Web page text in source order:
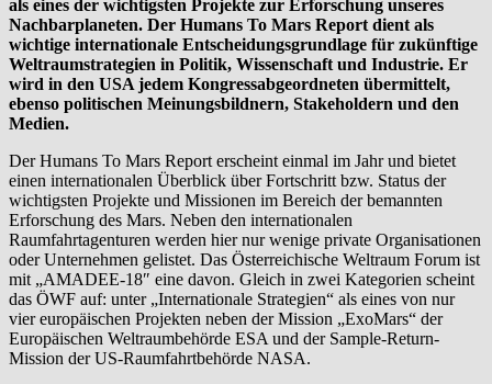
als eines der wichtigsten Projekte zur Erforschung unseres
Nachbarplaneten. Der Humans To Mars Report dient als
wichtige internationale Entscheidungsgrundlage für zukünftige
Weltraumstrategien in Politik, Wissenschaft und Industrie. Er
wird in den USA jedem Kongressabgeordneten übermittelt,
ebenso politischen Meinungsbildnern, Stakeholdern und den
Medien.
Der Humans To Mars Report erscheint einmal im Jahr und bietet
einen internationalen Überblick über Fortschritt bzw. Status der
wichtigsten Projekte und Missionen im Bereich der bemannten
Erforschung des Mars. Neben den internationalen
Raumfahrtagenturen werden hier nur wenige private Organisationen
oder Unternehmen gelistet. Das Österreichische Weltraum Forum ist
mit „AMADEE-18″ eine davon. Gleich in zwei Kategorien scheint
das ÖWF auf: unter „Internationale Strategien“ als eines von nur
vier europäischen Projekten neben der Mission „ExoMars“ der
Europäischen Weltraumbehörde ESA und der Sample-Return-
Mission der US-Raumfahrtbehörde NASA.